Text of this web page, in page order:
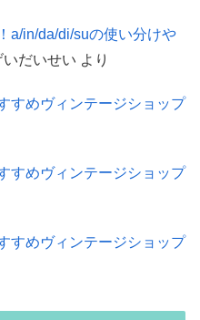
a/in/da/di/suの使い分けや
いだいせい より
すめヴィンテージショップ
すめヴィンテージショップ
すめヴィンテージショップ